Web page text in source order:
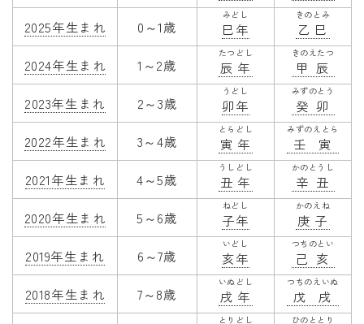
学びの資料
漢字の配当学年検索
偏差値から上位何％計算
2025年生まれ 0～1歳 巳年
みどし
乙巳
きのとみ
2024年生まれ 1～2歳 辰年
たつどし
甲辰
きのえたつ
2023年生まれ 2～3歳 卯年
うどし
癸卯
みずのとう
2022年生まれ 3～4歳 寅年
とらどし
壬寅
みずのえとら
2021年生まれ 4～5歳 丑年
うしどし
辛丑
かのとうし
2020年生まれ 5～6歳 子年
ねどし
庚子
かのえね
2019年生まれ 6～7歳 亥年
いどし
己亥
つちのとい
2018年生まれ 7～8歳 戌年
いぬどし
戊戌
つちのえいぬ
とりどし ひのととり